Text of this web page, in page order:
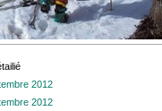
2012
2012